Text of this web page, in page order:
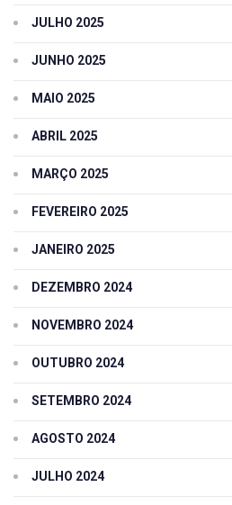
JULHO 2025
JUNHO 2025
MAIO 2025
ABRIL 2025
MARÇO 2025
FEVEREIRO 2025
JANEIRO 2025
DEZEMBRO 2024
NOVEMBRO 2024
OUTUBRO 2024
SETEMBRO 2024
AGOSTO 2024
JULHO 2024